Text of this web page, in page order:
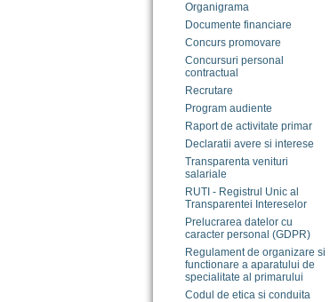
Organigrama
Documente financiare
Concurs promovare
Concursuri personal
contractual
Recrutare
Program audiente
Raport de activitate primar
Declaratii avere si interese
Transparenta venituri
salariale
RUTI - Registrul Unic al
Transparentei Intereselor
Prelucrarea datelor cu
caracter personal (GDPR)
Regulament de organizare si
functionare a aparatului de
specialitate al primarului
Codul de etica si conduita